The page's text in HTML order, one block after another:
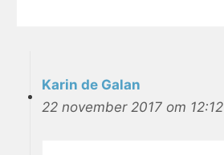
Karin de Galan
22 november 2017 om 12:12